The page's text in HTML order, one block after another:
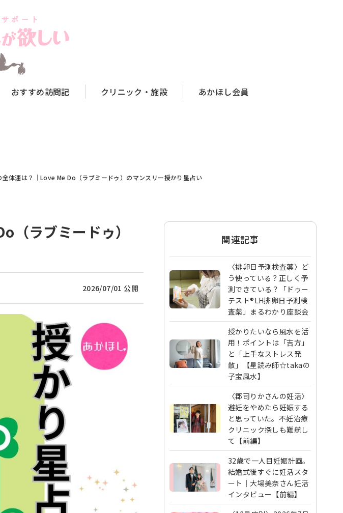
おすすめ訪問記 クリニック・施設 あかほし会員
全体運は？｜Love Me Do（ラブミードゥ）のマンスリー授かり星占い
（ラブミードゥ）
2026/07/01 公開
関連記事
〈排卵日予測検査薬〉ど
う使っている？正しく予
測できている？「ドゥー
テスト®LH排卵日予測検
査薬」まるわかり座談会
授かりたいなら風水を活
用！ポイントは「吉方」
と「上手なストレス発
散」【星読み師☆takaの
子宝風水】
〈郡司りかさんの妊活〉
避妊をやめたら妊娠する
と思っていた。不妊治療
クリニック探しも難航し
て【前編】
32歳で一人目妊娠計画。
結婚式後すぐに妊活スタ
ート｜大場美奈さん妊活
インタビュー【前編】